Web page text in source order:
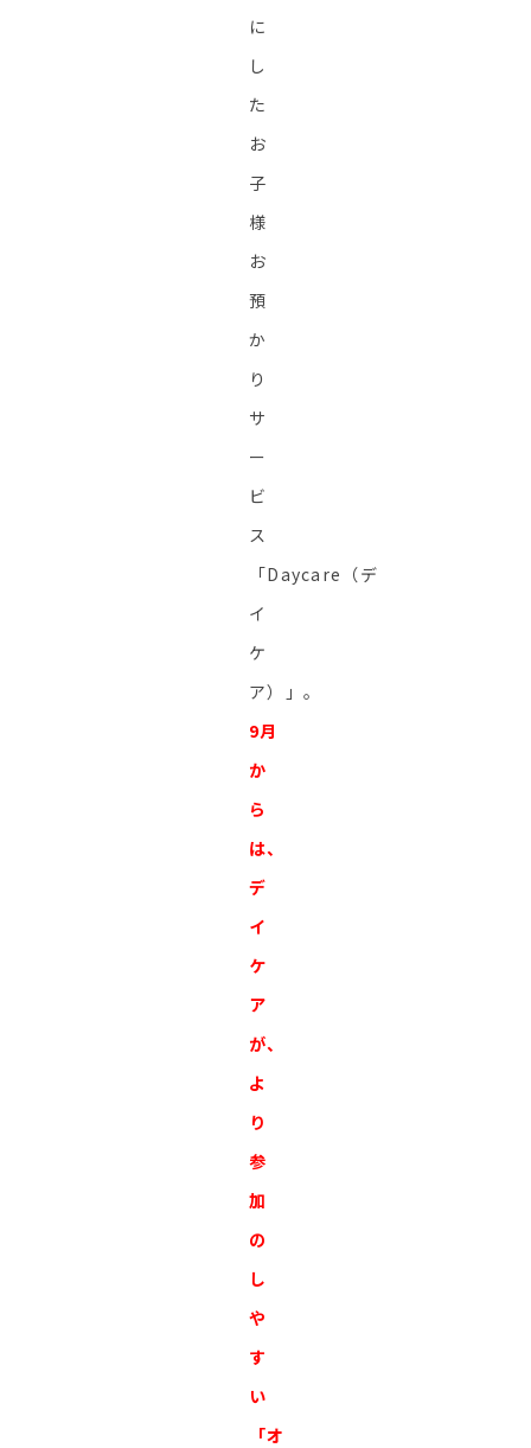
に
し
た
お
子
様
お
預
か
り
サ
ー
ビ
ス
「Daycare（デ
イ
ケ
ア）」。
9月
か
ら
は、
デ
イ
ケ
ア
が、
よ
り
参
加
の
し
や
す
い
「オ